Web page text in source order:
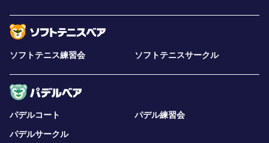
ソフトテニス練習会 ソフトテニスサークル
パデルコート
パデル練習会
パデルサークル